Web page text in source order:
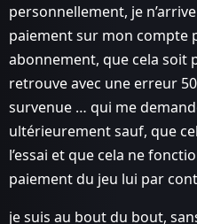
personnellement, je
paiement sur mon compte
abonnement, que cela soit
retrouve avec une erreur
survenue … qui me
ultérieurement sauf, que
l’essai et que cela ne
paiement du jeu lui par
je suis au bout du bout,